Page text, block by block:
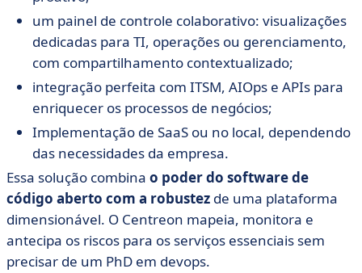
um painel de controle colaborativo: visualizações
dedicadas para TI, operações ou gerenciamento,
com compartilhamento contextualizado;
integração perfeita com ITSM, AIOps e APIs para
enriquecer os processos de negócios;
Implementação de SaaS ou no local, dependendo
das necessidades da empresa.
Essa solução combina o poder do software de
código aberto com a robustez de uma plataforma
dimensionável. O Centreon mapeia, monitora e
antecipa os riscos para os serviços essenciais sem
precisar de um PhD em devops.